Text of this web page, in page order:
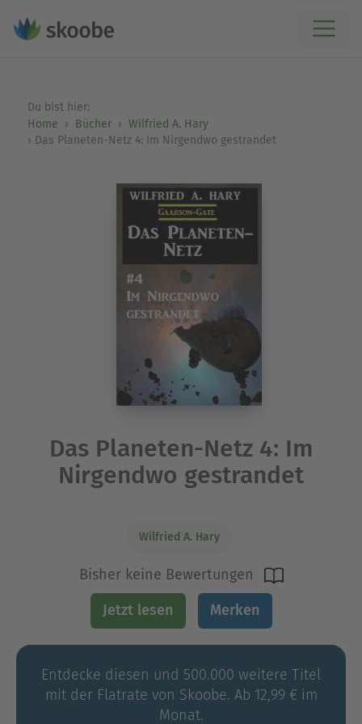
Du bist hier:
Home
Bücher
Wilfried A. Hary
Das Planeten-Netz 4: Im Nirgendwo gestrandet
Das Planeten-Netz 4: Im
Nirgendwo gestrandet
Wilfried A. Hary
Bisher keine Bewertungen
Jetzt lesen Merken
Entdecke diesen und 500.000 weitere Titel
mit der Flatrate von Skoobe. Ab 12,99 € im
Monat.